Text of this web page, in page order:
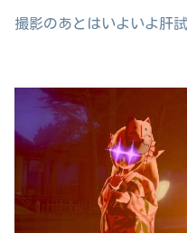
撮影のあとはいよいよ肝